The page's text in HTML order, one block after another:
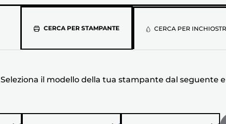
CERCA PER STAMPANTE
Seleziona
il
modello
tua
CERCA PER
Seleziona il modello della tua stampante dal seguente